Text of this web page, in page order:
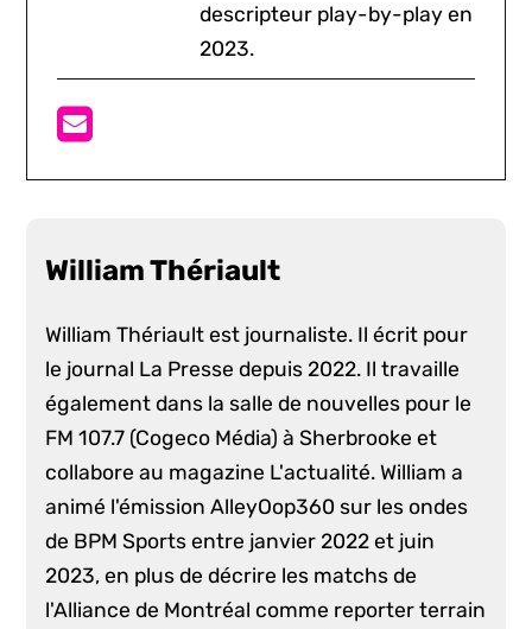
descripteur play-by-play en
2023.
William Thériault
William Thériault est journaliste. Il écrit pour
le journal La Presse depuis 2022. Il travaille
également dans la salle de nouvelles pour le
FM 107.7 (Cogeco Média) à Sherbrooke et
collabore au magazine L'actualité. William a
animé l'émission AlleyOop360 sur les ondes
de BPM Sports entre janvier 2022 et juin
2023, en plus de décrire les matchs de
l'Alliance de Montréal comme reporter terrain